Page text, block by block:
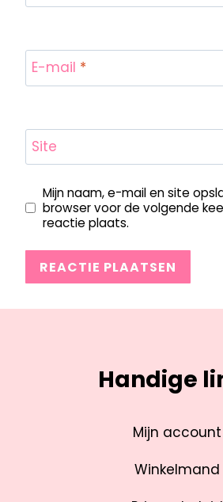
E-mail *
Site
Mijn naam, e-mail en site
browser voor de volgende
reactie plaats.
Handige
Mijn account
Winkelmand